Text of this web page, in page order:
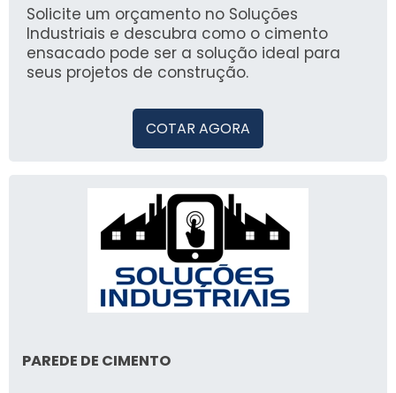
processo seguro e eficiente para suas
necessidades industriais.
Solicite um orçamento no Soluções
Industriais e descubra como o cimento
ensacado pode ser a solução ideal para
seus projetos de construção.
COTAR AGORA
PAREDE DE CIMENTO